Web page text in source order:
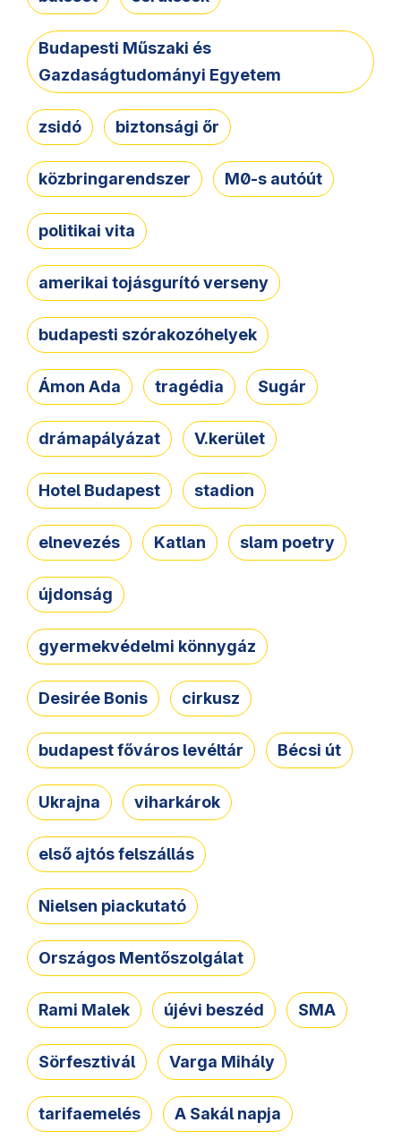
Budapesti Műszaki és
Gazdaságtudományi Egyetem
zsidó biztonsági őr
közbringarendszer M0-s autóút
politikai vita
amerikai tojásgurító verseny
budapesti szórakozóhelyek
Ámon Ada tragédia Sugár
drámapályázat V.kerület
Hotel Budapest stadion
elnevezés Katlan slam poetry
újdonság
gyermekvédelmi könnygáz
Desirée Bonis cirkusz
budapest főváros levéltár Bécsi út
Ukrajna viharkárok
első ajtós felszállás
Nielsen piackutató
Országos Mentőszolgálat
Rami Malek újévi beszéd SMA
Sörfesztivál Varga Mihály
tarifaemelés A Sakál napja